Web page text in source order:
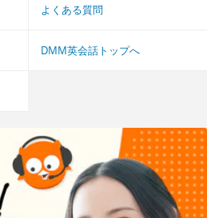
よくある質問
DMM英会話トップへ